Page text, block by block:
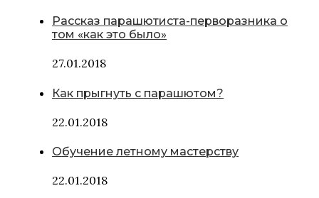
Рассказ парашютиста-перворазника о
том «как это было»
27.01.2018
Как прыгнуть с парашютом?
22.01.2018
Обучение летному мастерству
22.01.2018